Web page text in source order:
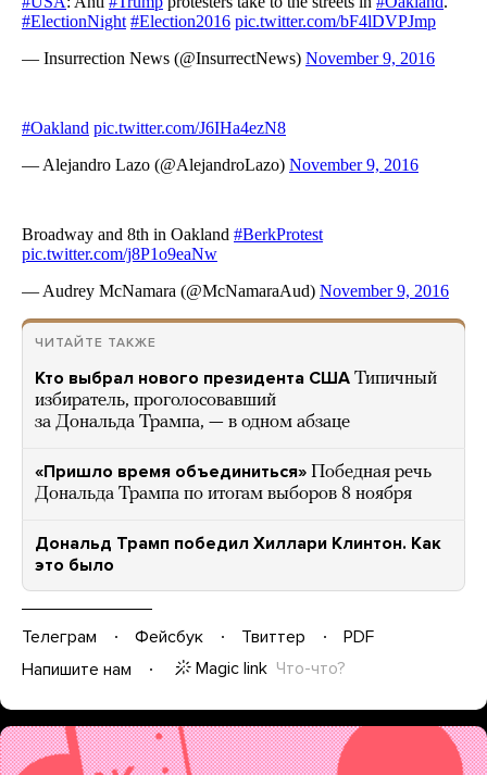
ЧИТАЙТЕ ТАКЖЕ
Кто выбрал нового президента США Типичный
избиратель, проголосовавший
за Дональда Трампа, — в одном абзаце
«Пришло время объединиться» Победная речь
Дональда Трампа по итогам выборов 8 ноября
Дональд Трамп победил Хиллари Клинтон. Как
это было
Телеграм Фейсбук Твиттер
PDF
Напишите нам
Magic link Что-что?